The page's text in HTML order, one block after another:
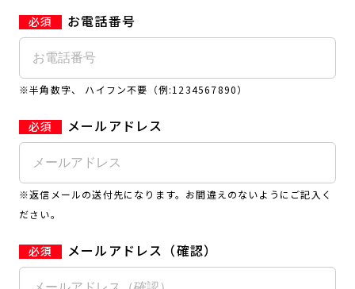
お電話番号
※半角数字、 ハイフン不要（例:1234567890）
メールアドレス
※返信メールの送付先になります。お間違えのないようにご記入く
ださい。
メールアドレス（確認）